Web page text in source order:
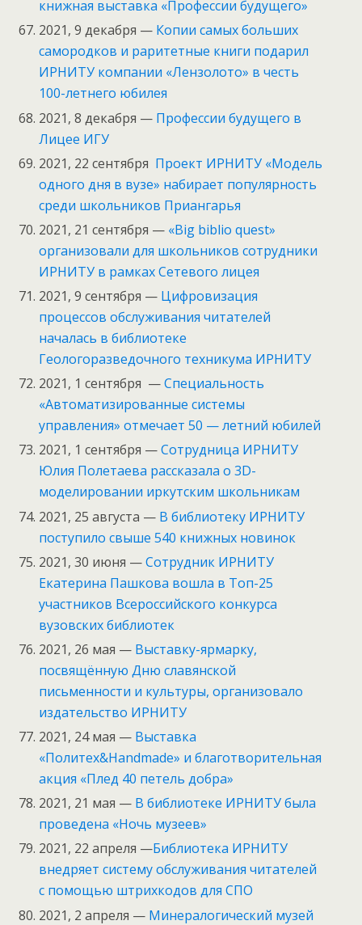
книжная выставка «Профессии будущего»
2021, 9 декабря — Копии самых больших
самородков и раритетные книги подарил
ИРНИТУ компании «Лензолото» в честь
100-летнего юбилея
2021, 8 декабря — Профессии будущего в
Лицее ИГУ
2021, 22 сентября Проект ИРНИТУ «Модель
одного дня в вузе» набирает популярность
среди школьников Приангарья
2021, 21 сентября — «Big biblio quest»
организовали для школьников сотрудники
ИРНИТУ в рамках Сетевого лицея
2021, 9 сентября — Цифровизация
процессов обслуживания читателей
началась в библиотеке
Геологоразведочного техникума ИРНИТУ
2021, 1 сентября —Специальность
«Автоматизированные системы
управления» отмечает 50 — летний юбилей
2021, 1 сентября —Сотрудница ИРНИТУ
Юлия Полетаева рассказала о 3D-
моделировании иркутским школьникам
2021, 25 августа — В библиотеку ИРНИТУ
поступило свыше 540 книжных новинок
2021, 30 июня —Сотрудник ИРНИТУ
Екатерина Пашкова вошла в Топ-25
участников Всероссийского конкурса
вузовских библиотек
2021, 26 мая — Выставку-ярмарку,
посвящённую Дню славянской
письменности и культуры, организовало
издательство ИРНИТУ
2021, 24 мая — Выставка
«Политех&Handmade» и благотворительная
акция «Плед 40 петель добра»
2021, 21 мая — В библиотеке ИРНИТУ была
проведена «Ночь музеев»
2021, 22 апреля —Библиотека ИРНИТУ
внедряет систему обслуживания читателей
с помощью штрихкодов для СПО
2021, 2 апреля — Минералогический музей